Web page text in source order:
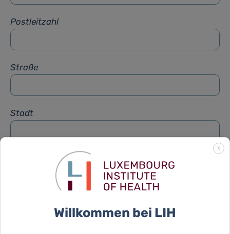
Postleitzahl
Straße
Stadt
X
Willkommen bei LIH